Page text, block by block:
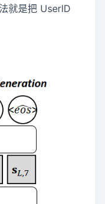
就是把 UserID